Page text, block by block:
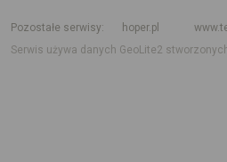
Pozostałe serwisy
hoper.pl
Serwis używa danych GeoLite2